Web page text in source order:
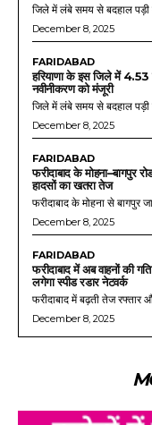
जिले में लंबे समय से बदहाल पड़ी
December 8, 2025
FARIDABAD
हरियाणा के इस जिले में 4.53
नवीनीकरण को मंजूरी
जिले में लंबे समय से बदहाल पड़ी
December 8, 2025
FARIDABAD
फरीदाबाद के मोहना–बागपुर
हादसों का खतरा तेज
फरीदाबाद के मोहना से बागपुर
December 8, 2025
FARIDABAD
फरीदाबाद में अब वाहनों की
लगेगा स्पीड रडार नेटवर्क
फरीदाबाद में बढ़ती तेज रफ्तार
December 8, 2025